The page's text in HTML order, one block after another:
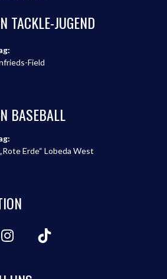
TACKLE-JUGEND
Field
BASEBALL
Erde“ Lobeda West